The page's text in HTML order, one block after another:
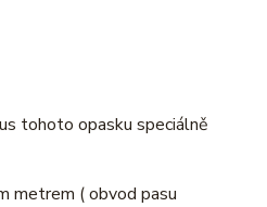
tohoto opasku speciálně
metrem ( obvod pasu